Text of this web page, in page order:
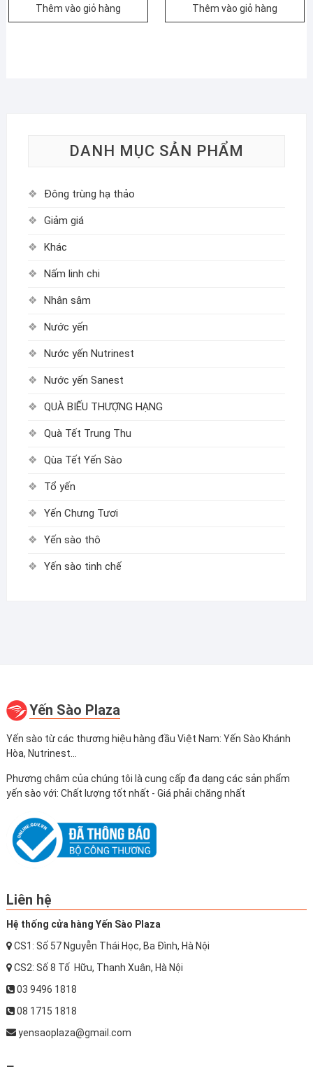
Thêm vào giỏ hàng Thêm vào giỏ hàng
DANH MỤC SẢN PHẨM
Đông trùng hạ thảo
Giảm giá
Khác
Nấm linh chi
Nhân sâm
Nước yến
Nước yến Nutrinest
Nước yến Sanest
QUÀ BIẾU THƯỢNG HẠNG
Quà Tết Trung Thu
Qùa Tết Yến Sào
Tổ yến
Yến Chưng Tươi
Yến sào thô
Yến sào tinh chế
Yến Sào Plaza
Yến sào từ các thương hiệu hàng đầu Việt Nam: Yến Sào Khánh
Hòa, Nutrinest...
Phương châm của chúng tôi là cung cấp đa dạng các sản phẩm
yến sào với: Chất lượng tốt nhất - Giá phải chăng nhất
Liên hệ
Hệ thống cửa hàng Yến Sào Plaza
CS1: Số 57 Nguyễn Thái Học, Ba Đình, Hà Nội
CS2: Số 8 Tố Hữu, Thanh Xuân, Hà Nội
03 9496 1818
08 1715 1818
yensaoplaza@gmail.com